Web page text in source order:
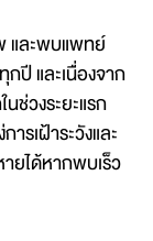
และพบแพทย์
ปี และเนื่องจาก
ช่วงระยะแรก
รเฝ้าระวังและ
ายได้หากพบเร็ว